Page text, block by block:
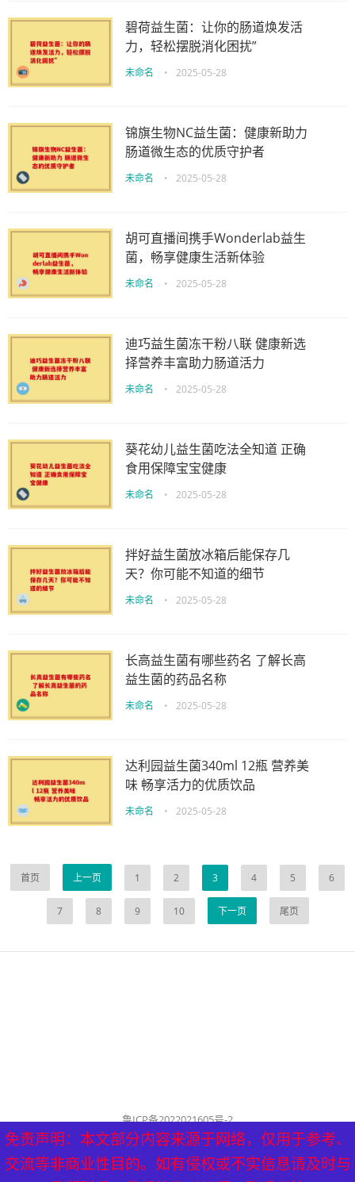
碧荷益生菌：让你的肠道焕发活
力，轻松摆脱消化困扰”
未命名 • 2025-05-28
锦旗生物NC益生菌：健康新助力
肠道微生态的优质守护者
未命名 • 2025-05-28
胡可直播间携手Wonderlab益生
菌，畅享健康生活新体验
未命名 • 2025-05-28
迪巧益生菌冻干粉八联 健康新选
择营养丰富助力肠道活力
未命名 • 2025-05-28
葵花幼儿益生菌吃法全知道 正确
食用保障宝宝健康
未命名 • 2025-05-28
拌好益生菌放冰箱后能保存几
天？你可能不知道的细节
未命名 • 2025-05-28
长高益生菌有哪些药名 了解长高
益生菌的药品名称
未命名 • 2025-05-28
达利园益生菌340ml 12瓶 营养美
味 畅享活力的优质饮品
未命名 • 2025-05-28
首页 上一页 1 2 3 4 5 6
7 8 9 10 下一页 尾页
鲁ICP备2022021605号-2
公司名称：历城泰山健康管理中心
tyf8778@aliyun.com）
免责声明：本文部分内容来源于网络，仅用于参考、
交流等非商业性目的。如有侵权或不实信息请及时与